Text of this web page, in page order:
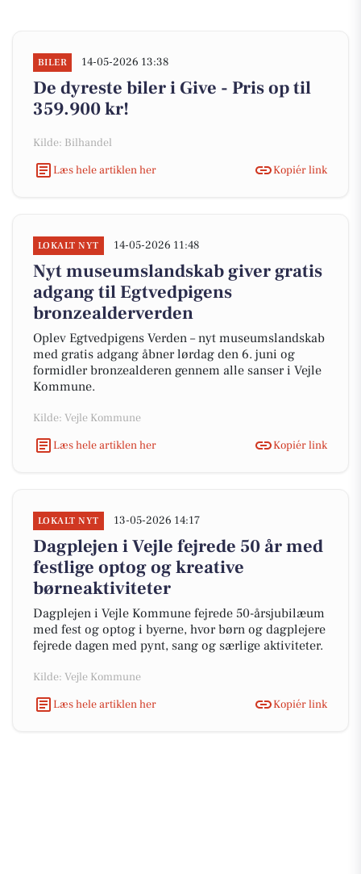
BILER 14-05-2026 13:38
De dyreste biler i Give - Pris op til
359.900 kr!
Kilde: Bilhandel
Læs hele artiklen her
Kopiér link
LOKALT NYT 14-05-2026 11:48
Nyt museumslandskab giver gratis
adgang til Egtvedpigens
bronzealderverden
Oplev Egtvedpigens Verden – nyt museumslandskab
med gratis adgang åbner lørdag den 6. juni og
formidler bronzealderen gennem alle sanser i Vejle
Kommune.
Kilde: Vejle Kommune
Læs hele artiklen her
Kopiér link
LOKALT NYT 13-05-2026 14:17
Dagplejen i Vejle fejrede 50 år med
festlige optog og kreative
børneaktiviteter
Dagplejen i Vejle Kommune fejrede 50-årsjubilæum
med fest og optog i byerne, hvor børn og dagplejere
fejrede dagen med pynt, sang og særlige aktiviteter.
Kilde: Vejle Kommune
Læs hele artiklen her
Kopiér link